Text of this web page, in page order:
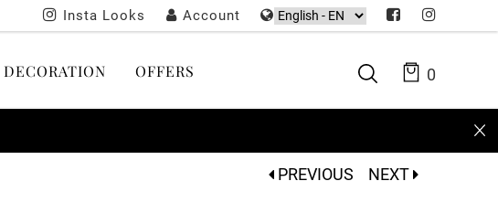
Insta Looks Account
DECORATION OFFERS 0
PREVIOUS NEXT